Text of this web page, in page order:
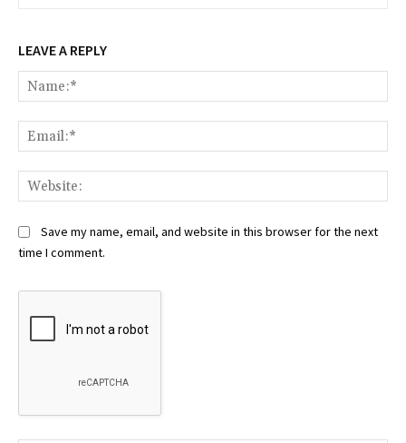
LEAVE A REPLY
Save my name, email, and website in this browser for the next
time I comment.